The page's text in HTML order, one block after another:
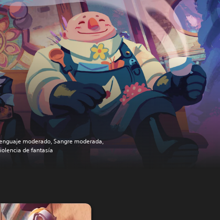
moderado, Sangre moderada,
de fantasía